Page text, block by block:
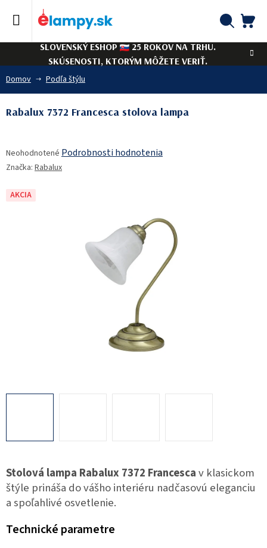
SLOVENSKÝ ESHOP
25 ROKOV NA TRHU.
SKÚSENOSTI, KTORÝM MÔŽETE VERIŤ.
Domov Podľa štýlu
Stolová lampa Rabalux 7372 Francescav klasickom
štýle prináša do vášho interiéru nadčasovú eleganciu
a spoľahlivé osvetlenie.
Technické parametre
Rabalux 7372 Francesca stolova lampa
hodnotenie
produktu
0,0
Neohodnotené Podrobnosti hodnotenia
Značka: Rabalux
AKCIA